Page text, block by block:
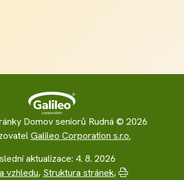
Domov seniorů Rudná © 2026
Galileo Corporation s.r.o.
aktualizace: 4. 8. 2026
vzhledu, Struktura stránek, Vytisknout